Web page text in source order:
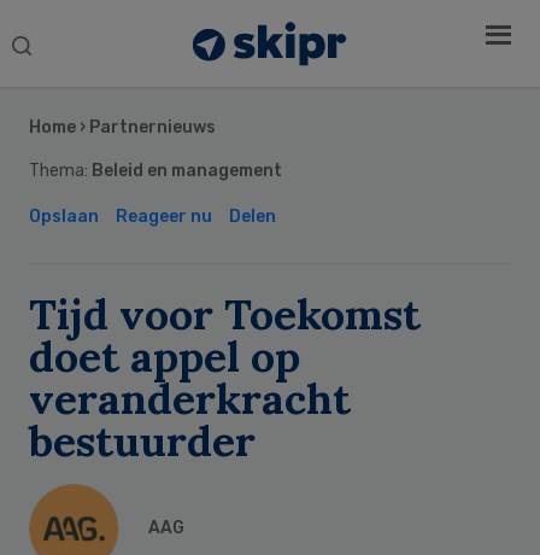
Search
Home › Partnernieuws
Thema: Beleid en management
Opslaan Reageer nu Delen
Tijd voor Toekomst
doet appel op
veranderkracht
bestuurder
AAG
Sidebar